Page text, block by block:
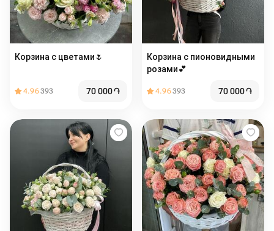
Корзина с цветами🌷
4.96393 70 000֏
Корзина с пионовидными
розами💕
4.96393 70 000֏